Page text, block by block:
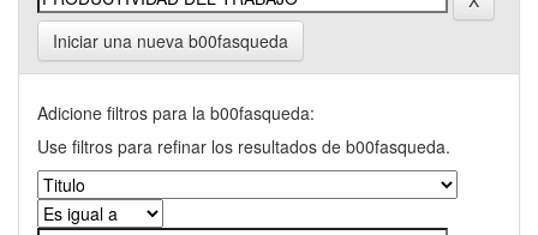
Iniciar una nueva b00fasqueda
Adicione filtros para la b00fasqueda:
Use filtros para refinar los resultados de b00fasqueda.